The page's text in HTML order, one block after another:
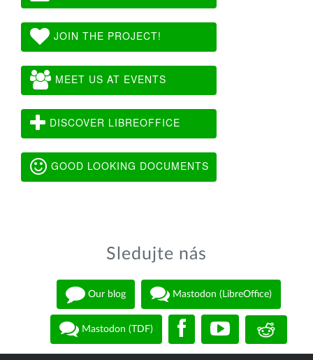
JOIN THE PROJECT!
MEET US AT EVENTS
DISCOVER LIBREOFFICE
GOOD LOOKING DOCUMENTS
Sledujte nás
Our blog Mastodon (LibreOffice)
Mastodon (TDF)